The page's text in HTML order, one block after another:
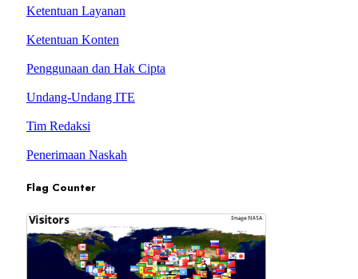
Ketentuan Layanan
Ketentuan Konten
Penggunaan dan Hak Cipta
Undang-Undang ITE
Tim Redaksi
Penerimaan Naskah
Flag Counter